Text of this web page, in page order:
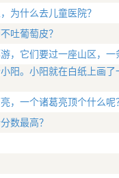
为什么去儿童医院？
吐葡萄皮？
，它们要过一座山区，
阳。小阳就在白纸上画
，一个诸葛亮顶个什么呢
数最高？